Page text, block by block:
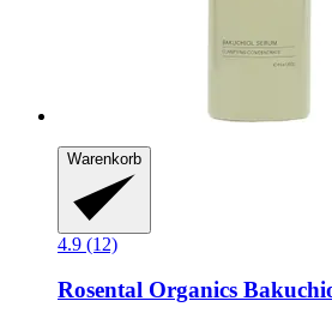
Warenkorb
4.9 (12)
Rosental Organics